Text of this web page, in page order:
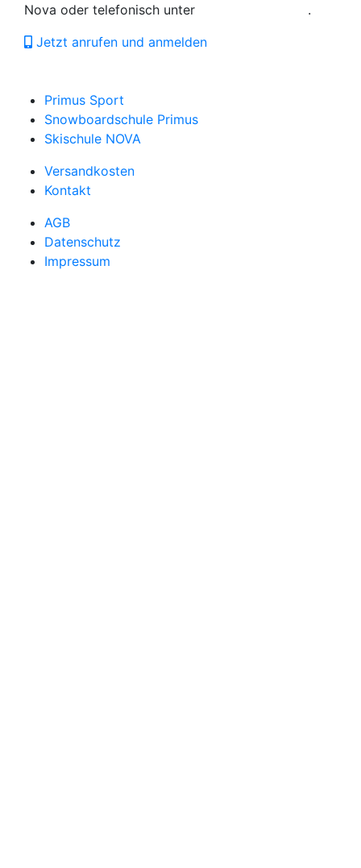
Nova oder telefonisch unter
.
Jetzt anrufen und anmelden
Primus Sport
Snowboardschule Primus
Skischule NOVA
Versandkosten
Kontakt
AGB
Datenschutz
Impressum